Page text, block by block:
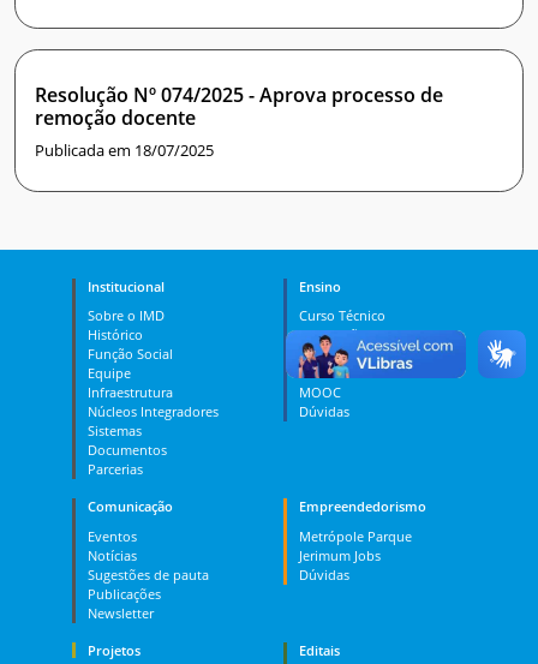
Resolução Nº 074/2025 - Aprova processo de
remoção docente
Publicada em 18/07/2025
Institucional
Sobre o IMD
Histórico
Função Social
Equipe
Infraestrutura
Núcleos Integradores
Sistemas
Documentos
Parcerias
Ensino
Curso Técnico
Graduação
Pós-graduação
PES
MOOC
Dúvidas
Comunicação
Eventos
Notícias
Sugestões de pauta
Publicações
Newsletter
Empreendedorismo
Metrópole Parque
Jerimum Jobs
Dúvidas
Projetos
Editais